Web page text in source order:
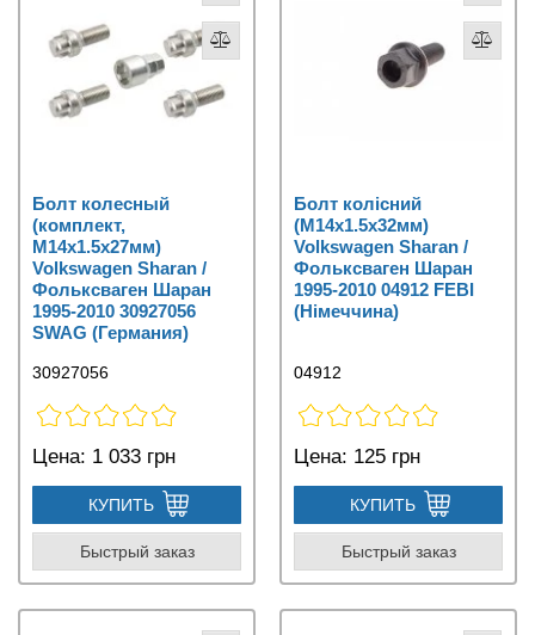
Болт колесный
(комплект,
M14x1.5x27мм)
Volkswagen Sharan /
Фольксваген Шаран
1995-2010 30927056
SWAG (Германия)
30927056
Цена: 1 033 грн
КУПИТЬ
Быстрый заказ
Болт колісний
(M14x1.5x32мм)
Volkswagen Sharan /
Фольксваген Шаран
1995-2010 04912 FEBI
(Німеччина)
04912
Цена: 125 грн
КУПИТЬ
Быстрый заказ